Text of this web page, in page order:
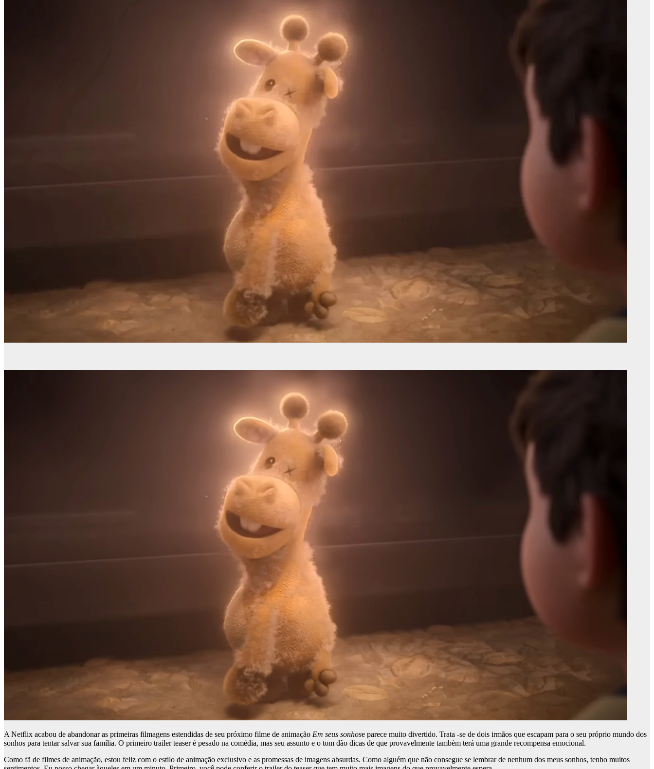
A Netflix acabou de abandonar as primeiras filmagens estendidas de seu próximo filme de animação Em seus sonhose parece muito divertido. Trata -se de dois irmãos que escapam para o seu próprio mundo dos
sonhos para tentar salvar sua família. O primeiro trailer teaser é pesado na comédia, mas seu assunto e o tom dão dicas de que provavelmente também terá uma grande recompensa emocional.
Como fã de filmes de animação, estou feliz com o estilo de animação exclusivo e as promessas de imagens absurdas. Como alguém que não consegue se lembrar de nenhum dos meus sonhos, tenho muitos